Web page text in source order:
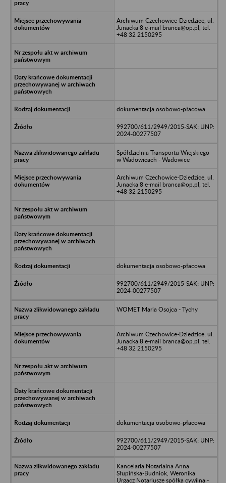
Archiwum Czechowice-Dziedzice, ul.
Junacka 8 e-mail branca@op.pl, tel.
+48 32 2150295
dokumentacja osobowo-płacowa
992700/611/2949/2015-SAK; UNP:
2024-00277507
Spółdzielnia Transportu Wiejskiego
w Wadowicach - Wadowice
Archiwum Czechowice-Dziedzice, ul.
Junacka 8 e-mail branca@op.pl, tel.
+48 32 2150295
dokumentacja osobowo-płacowa
992700/611/2949/2015-SAK; UNP:
2024-00277507
WOMET Maria Osojca - Tychy
Archiwum Czechowice-Dziedzice, ul.
Junacka 8 e-mail branca@op.pl, tel.
+48 32 2150295
dokumentacja osobowo-płacowa
992700/611/2949/2015-SAK; UNP:
2024-00277507
Kancelaria Notarialna Anna
Słupińska-Budniok, Weronika
Urgacz Notariusze spółka cywilna -